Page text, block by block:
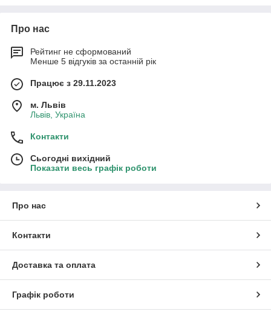
Про нас
Рейтинг не сформований
Менше 5 відгуків за останній рік
Працює з 29.11.2023
м. Львів
Львів, Україна
Контакти
Сьогодні вихідний
Показати весь графік роботи
Про нас
Контакти
Доставка та оплата
Графік роботи